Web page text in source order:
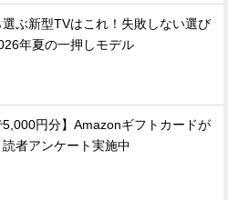
選ぶ新型TVはこれ！失敗しない選び
年夏の一押しモデル
5,000円分】Amazonギフトカードが
読者アンケート実施中